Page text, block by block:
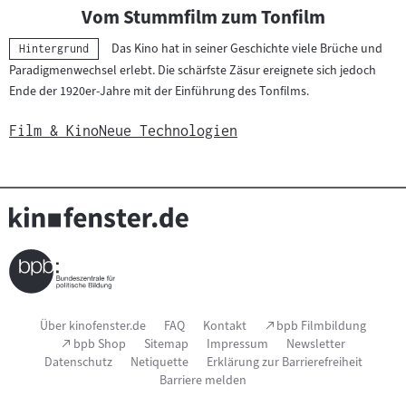
Vom Stummfilm zum Tonfilm
Kategorie:
Hintergrund
Das Kino hat in seiner Geschichte viele Brüche und
Paradigmenwechsel erlebt. Die schärfste Zäsur ereignete sich jedoch
Ende der 1920er-Jahre mit der Einführung des Tonfilms.
Film & KinoNeue Technologien
Seitenfußnavigation
Über kinofenster.de FAQ Kontakt (Link
öffnet
im
neuen
bpb Filmbildung
(Link
öffnet
im
bpb Shop Sitemap Impressum
Newsletter
Datenschutz
Netiquette
Erklärung zur Barrierefreiheit
Barriere melden